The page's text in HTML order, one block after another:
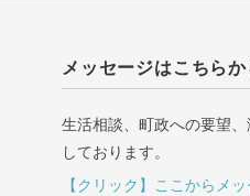
メッセージはこちらか
生活相談、町政への要望
しております。
【クリック】ここからメ